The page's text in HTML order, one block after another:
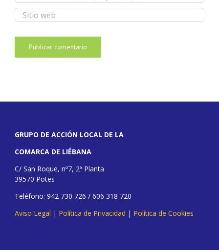
GRUPO DE ACCIÓN LOCAL DE LA
COMARCA DE LIÉBANA
C/ San Roque, nº7, 2ª Planta
39570 Potes
Teléfono: 942 730 726 / 606 318 720
Aviso Legal | Política de Privacidad | Política de Cookies